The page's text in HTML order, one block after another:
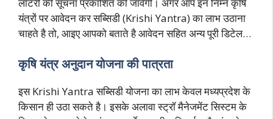
लॉटरी की सूचना प्रकाशित की जावेगी। अगर आप इन निम्न कृषि
यंत्रों पर आवेदन कर सब्सिडी (Krishi Yantra) का लाभ उठाना
चाहते है तो, आइए आपको बताते है आवेदन सहित अन्य पूरी डिटेल…
कृषि यंत्र अनुदान योजना की पात्रता
इस Krishi Yantra सब्सिडी योजना का लाभ केवल मध्यप्रदेश के
किसान ही उठा सकते है। इसके अलावा स्ट्रॉ मैनेजमेंट सिस्टम के